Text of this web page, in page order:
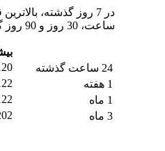
ساعت، 30 روز و 90 روز گذشته.
24 ساعت گذشته
1 هفته
1 ماه
3 ماه